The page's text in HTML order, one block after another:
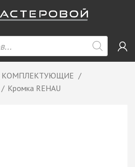
КОМПЛЕКТУЮЩИЕ
Кромка REHAU